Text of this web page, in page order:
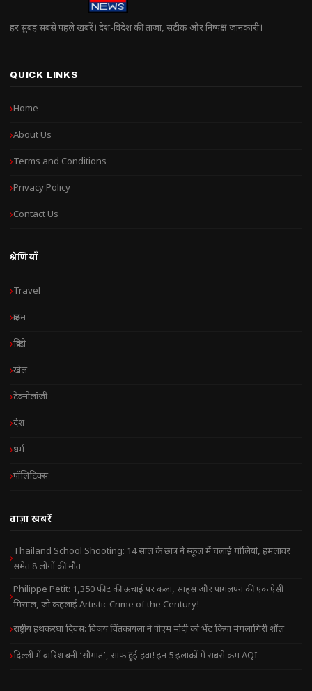
हर सुबह सबसे पहले खबरें। देश-विदेश की ताज़ा, सटीक और निष्पक्ष जानकारी।
QUICK LINKS
Home
About Us
Terms and Conditions
Privacy Policy
Contact Us
श्रेणियाँ
Travel
क्राइम
क्रिप्टो
खेल
टेक्नोलॉजी
देश
धर्म
पॉलिटिक्स
ताज़ा खबरें
Thailand School Shooting: 14 साल के छात्र ने स्कूल में चलाई गोलियां, हमलावर
समेत 8 लोगों की मौत
Philippe Petit: 1,350 फीट की ऊंचाई पर कला, साहस और पागलपन की एक ऐसी
मिसाल, जो कहलाई Artistic Crime of the Century!
राष्ट्रीय हथकरघा दिवस: विजय चिंतकायला ने पीएम मोदी को भेंट किया मंगलागिरी शॉल
दिल्ली में बारिश बनी ‘सौगात’, साफ हुई हवा! इन 5 इलाकों में सबसे कम AQI